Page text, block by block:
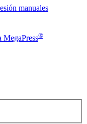
manuales
MegaPress®